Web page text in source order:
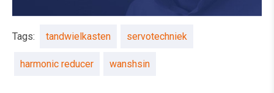
Tags: tandwielkasten servotechniek
harmonic reducer wanshsin